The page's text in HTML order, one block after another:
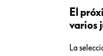
El
varios
La